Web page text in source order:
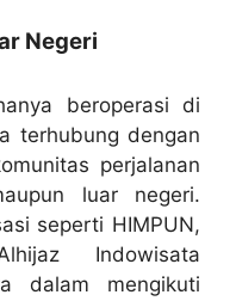
Negeri
beroperasi di
terhubung dengan
perjalanan
luar negeri.
seperti HIMPUN,
Indowisata
dalam mengikuti